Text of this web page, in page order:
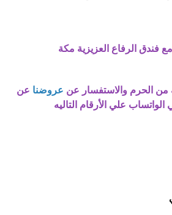
فندق الرفاع العزيزية مكة
من الحرم والاستفسار عن عروضنا عن
علي الأرقام التاليه